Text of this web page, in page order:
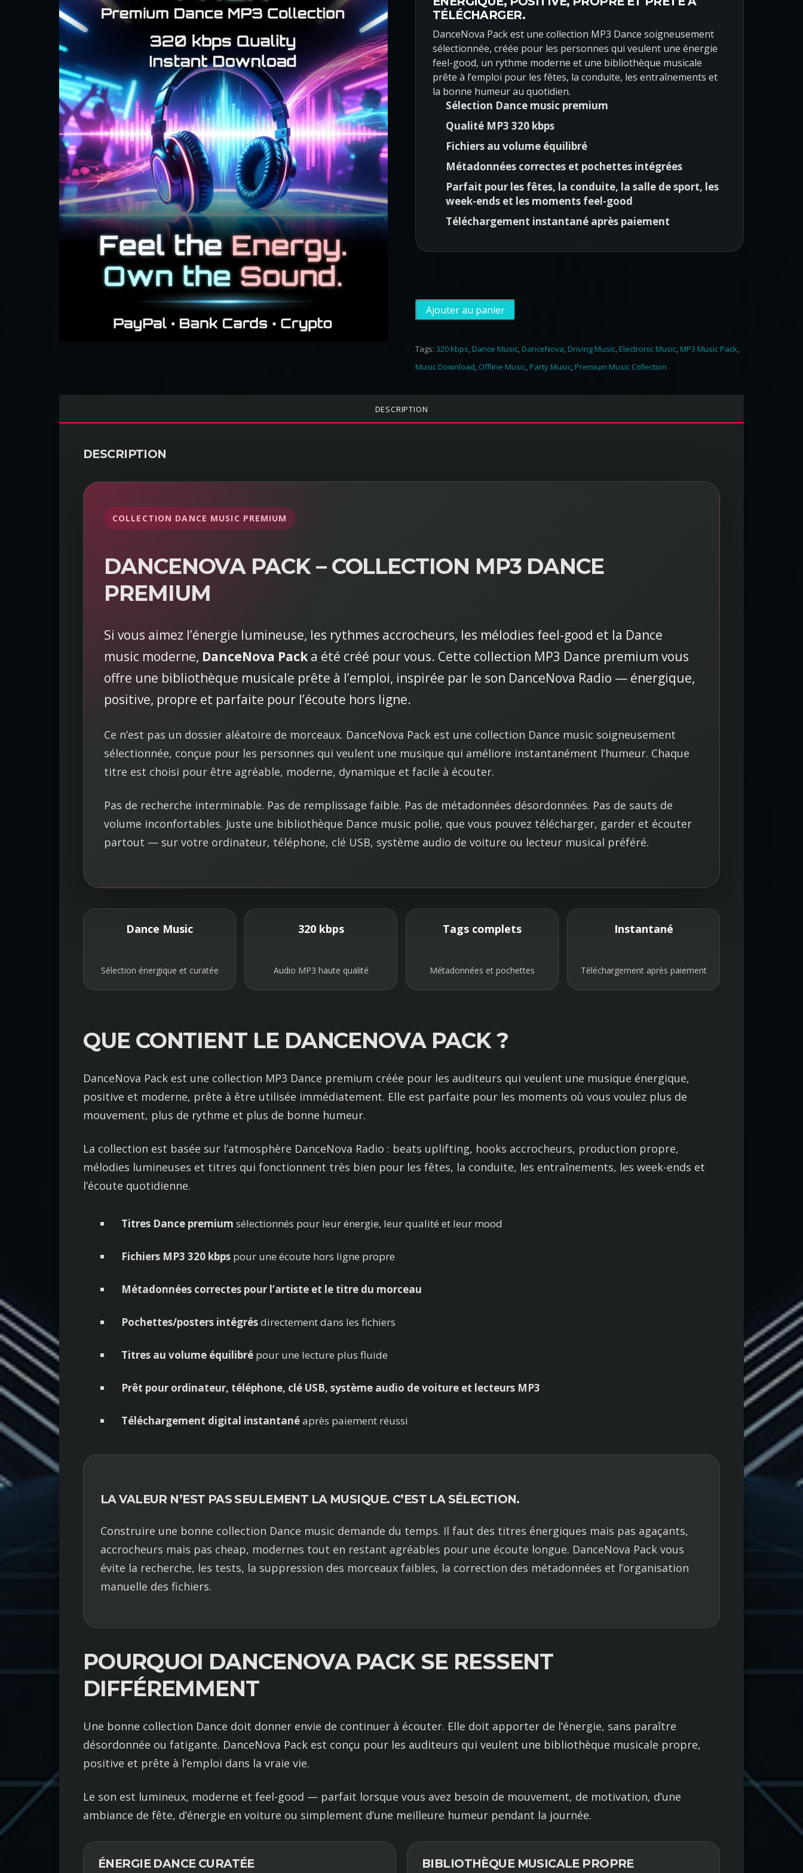
n
t
i
a
l
é
t
a
i
t
:
$
0
,
.
c
u
e
l
e
s
t
:
$
4
9
,
0
TÉLÉCHARGER.
DanceNova Pack est une collection MP3 Dance soigneusement
sélectionnée, créée pour les personnes qui veulent une énergie
feel-good, un rythme moderne et une bibliothèque musicale
prête à l’emploi pour les fêtes, la conduite, les entraînements et
la bonne humeur au quotidien.
Sélection Dance music premium
Qualité MP3 320 kbps
Fichiers au volume équilibré
Métadonnées correctes et pochettes intégrées
Parfait pour les fêtes, la conduite, la salle de sport, les
week-ends et les moments feel-good
Téléchargement instantané après paiement
q
u
n
t
é
d
a
–
o
l
t
i
o
n
P
3
a
p
m
Ajouter au panier
Tags: 320 kbps Dance Music, DanceNova Driving Music, Electronic Music, MP3 Music Pack
Music Download Offline Music, Party Music, Premium Music Collection
DESCRIPTION
DESCRIPTION
COLLECTION DANCE MUSIC PREMIUM
DANCENOVA PACK – COLLECTION MP3 DANCE
PREMIUM
Si vous aimez l’énergie lumineuse, les rythmes accrocheurs, les mélodies feel-good et la Dance
music moderne, DanceNova Packa été créé pour vous. Cette collection MP3 Dance premium vous
offre une bibliothèque musicale prête à l’emploi, inspirée par le son DanceNova Radio — énergique,
positive, propre et parfaite pour l’écoute hors ligne.
Ce n’est pas un dossier aléatoire de morceaux. DanceNova Pack est une collection Dance music soigneusement
sélectionnée, conçue pour les personnes qui veulent une musique qui améliore instantanément l’humeur. Chaque
titre est choisi pour être agréable, moderne, dynamique et facile à écouter.
Pas de recherche interminable. Pas de remplissage faible. Pas de métadonnées désordonnées. Pas de sauts de
volume inconfortables. Juste une bibliothèque Dance music polie, que vous pouvez télécharger, garder et écouter
partout — sur votre ordinateur, téléphone, clé USB, système audio de voiture ou lecteur musical préféré.
Dance Music
Sélection énergique et curatée
320 kbps
Audio MP3 haute qualité
Tags complets
Métadonnées et pochettes
Instantané
Téléchargement après paiement
QUE CONTIENT LE DANCENOVA PACK ?
DanceNova Pack est une collection MP3 Dance premium créée pour les auditeurs qui veulent une musique énergique,
positive et moderne, prête à être utilisée immédiatement. Elle est parfaite pour les moments où vous voulez plus de
mouvement, plus de rythme et plus de bonne humeur.
La collection est basée sur l’atmosphère DanceNova Radio : beats uplifting, hooks accrocheurs, production propre,
mélodies lumineuses et titres qui fonctionnent très bien pour les fêtes, la conduite, les entraînements, les week-ends et
l’écoute quotidienne.
Titres Dance premium sélectionnés pour leur énergie, leur qualité et leur mood
Fichiers MP3 320 kbps pour une écoute hors ligne propre
Métadonnées correctes pour l’artiste et le titre du morceau
Pochettes/posters intégrésdirectement dans les fichiers
Titres au volume équilibré pour une lecture plus fluide
Prêt pour ordinateur, téléphone, clé USB, système audio de voiture et lecteurs MP3
Téléchargement digital instantanéaprès paiement réussi
LA VALEUR N’EST PAS SEULEMENT LA MUSIQUE. C’EST LA SÉLECTION.
Construire une bonne collection Dance music demande du temps. Il faut des titres énergiques mais pas agaçants,
accrocheurs mais pas cheap, modernes tout en restant agréables pour une écoute longue. DanceNova Pack vous
évite la recherche, les tests, la suppression des morceaux faibles, la correction des métadonnées et l’organisation
manuelle des fichiers.
POURQUOI DANCENOVA PACK SE RESSENT
DIFFÉREMMENT
Une bonne collection Dance doit donner envie de continuer à écouter. Elle doit apporter de l’énergie, sans paraître
désordonnée ou fatigante. DanceNova Pack est conçu pour les auditeurs qui veulent une bibliothèque musicale propre,
positive et prête à l’emploi dans la vraie vie.
Le son est lumineux, moderne et feel-good — parfait lorsque vous avez besoin de mouvement, de motivation, d’une
ambiance de fête, d’énergie en voiture ou simplement d’une meilleure humeur pendant la journée.
ÉNERGIE DANCE CURATÉE BIBLIOTHÈQUE MUSICALE PROPRE